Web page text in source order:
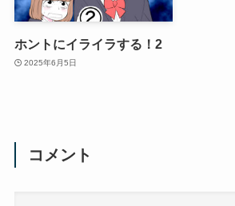
ホントにイライラする！2
2025年6月5日
コメント